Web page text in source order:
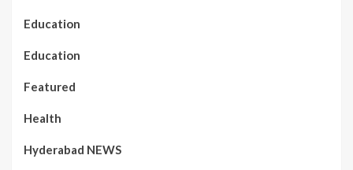
Education
Education
Featured
Health
Hyderabad NEWS